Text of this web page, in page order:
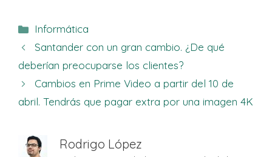
Categorías
Informática
Santander con un gran cambio. ¿De qué
deberían preocuparse los clientes?
Cambios en Prime Video a partir del 10 de
abril. Tendrás que pagar extra por una imagen 4K
Rodrigo López